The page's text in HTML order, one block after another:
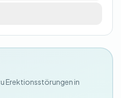
Erektionsstörungen in